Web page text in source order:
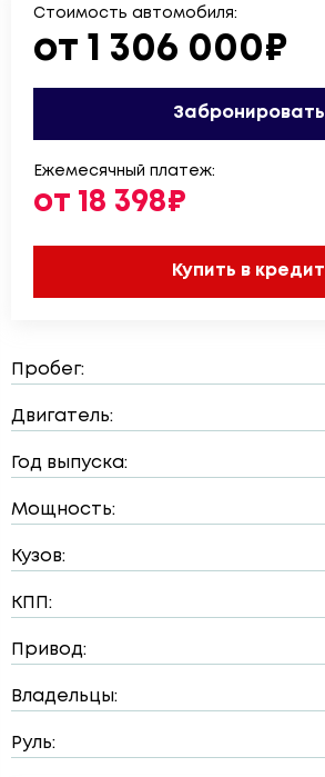
Стоимость автомобиля:
от 1 306 000₽
Забронировать
Ежемесячный платеж:
от 18 398₽
Купить в кредит
Пробег:
Двигатель:
Год выпуска:
Мощность:
Кузов:
КПП:
Привод:
Владельцы:
Руль: